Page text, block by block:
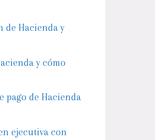
de Hacienda y
y cómo
pago de Hacienda
ejecutiva con